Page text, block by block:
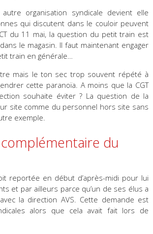
organisation syndicale devient elle
qui discutent dans le couloir peuvent
du 11 mai, la question du petit train est
le magasin. Il faut maintenant engager
train en générale…
mais le ton sec trop souvent répété à
cette paranoïa. A moins que la CGT
souhaite éviter ? La question de la
site comme du personnel hors site sans
exemple.
du
reportée en début d’après-midi pour lui
et par ailleurs parce qu’un de ses élus a
la direction AVS. Cette demande est
alors que cela avait fait lors de